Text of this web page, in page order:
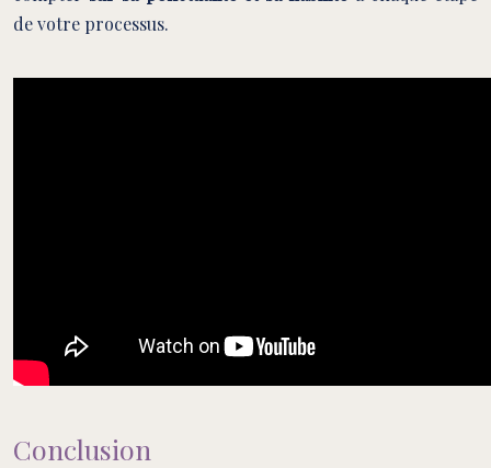
de votre processus.
Conclusion